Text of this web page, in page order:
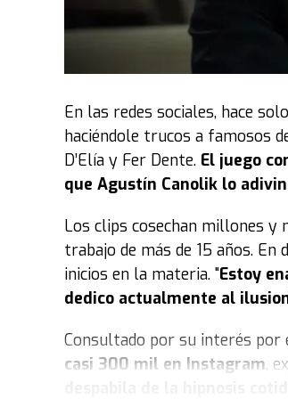
“Cuando terminé dije
llamaba UP pero como
@russy.market) que es como
en mi vida. Yo salía del
impulsó a estudiar inglés
gente del exterior, diseñar
todo. Yo comparto mucho
Sobre la repercusión del video,
armado, no tomé dimensión
que era el abuelo de todos.
explotara el corazón de
En las redes sociales, hace
haciéndole trucos a famosos
D’Elía y Fer Dente. El juego
que Agustín Canolik lo
Los clips cosechan millones
trabajo de más de 15 años. En
inicios en la materia. "Estoy
dedico actualmente al
Consultado por su interés por
casi 300 mil en Instagram,